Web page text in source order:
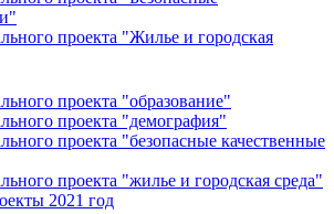
проекта "Жилье и городская
проекта "образование"
проекта "демография"
проекта "безопасные качественные
проекта "жилье и городская среда"
2021 год